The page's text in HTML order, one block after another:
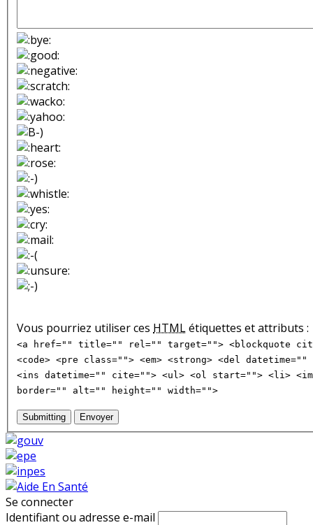
Vous pourriez utiliser ces HTMLétiquettes et attributs :
<a href="" title="" rel="" target=""> <blockquote
<code> <pre class=""> <em> <strong> <del
<ins datetime="" cite=""> <ul> <ol start=""> <li>
border="" alt="" height="" width="">
Submitting Envoyer
Se connecter
Identifiant ou adresse e-mail